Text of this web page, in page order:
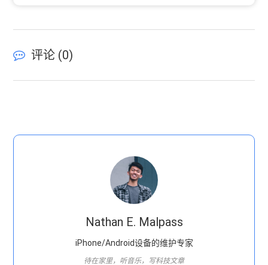
评论 (0)
Nathan E. Malpass
iPhone/Android设备的维护专家
待在家里，听音乐，写科技文章